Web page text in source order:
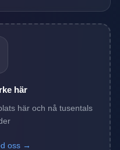
här
här och nå tusentals
oss →